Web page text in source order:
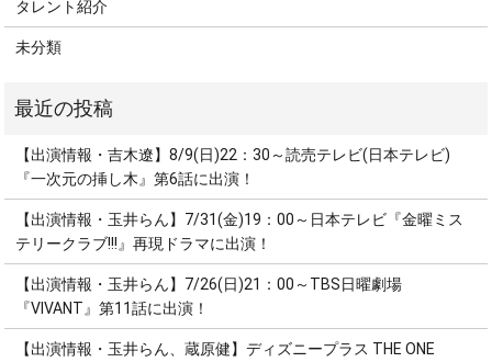
タレント紹介
未分類
【出演情報・吉木遼】8/9(日)22：30～読売テレビ(日本テレビ)
『一次元の挿し木』第6話に出演！
【出演情報・玉井らん】7/31(金)19：00～日本テレビ『金曜ミス
テリークラブ!!!』再現ドラマに出演！
【出演情報・玉井らん】7/26(日)21：00～TBS日曜劇場
『VIVANT』第11話に出演！
【出演情報・玉井らん、蔵原健】ディズニープラス THE ONE